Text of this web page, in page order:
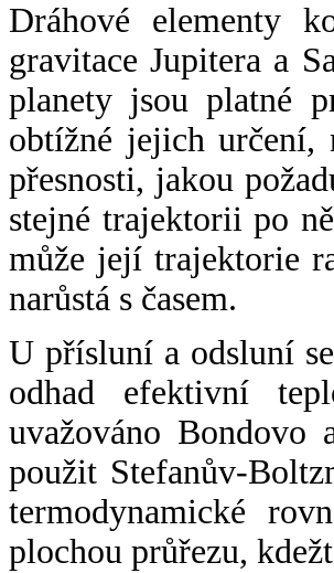
Dráhové elementy
gravitace Jupitera a
planety jsou platné
obtížné jejich určení,
přesnosti, jakou
stejné trajektorii po
může její trajektorie
narůstá s časem.
U přísluní a odsluní
odhad efektivní
uvažováno Bondovo
použit Stefanův-
termodynamické
plochou průřezu,